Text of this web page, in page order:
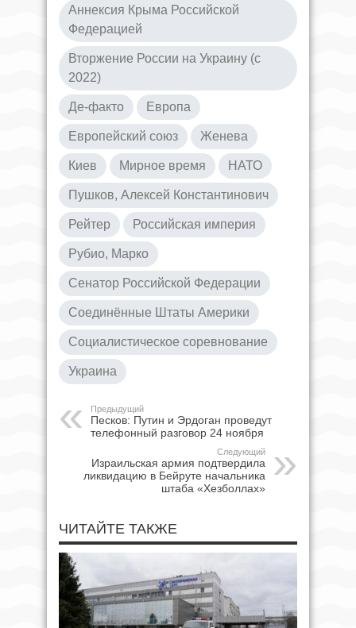
Аннексия Крыма Российской
Федерацией
Вторжение России на Украину (с
2022)
Де-факто Европа
Европейский союз Женева
Киев Мирное время НАТО
Пушков, Алексей Константинович
Рейтер Российская империя
Рубио, Марко
Сенатор Российской Федерации
Соединённые Штаты Америки
Социалистическое соревнование
Украина
Предыдущий
Песков: Путин и Эрдоган проведут
телефонный разговор 24 ноября
Следующий
Израильская армия подтвердила
ликвидацию в Бейруте начальника
штаба «Хезболлах»
ЧИТАЙТЕ ТАКЖЕ